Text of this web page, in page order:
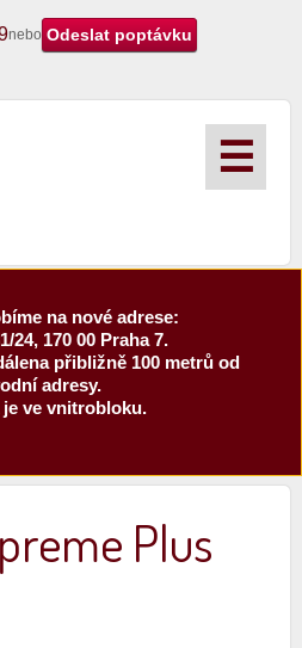
nebo
☰
na nové adrese:
24, 170 00 Praha 7.
přibližně 100 metrů od
adresy.
je ve vnitrobloku.
Plus